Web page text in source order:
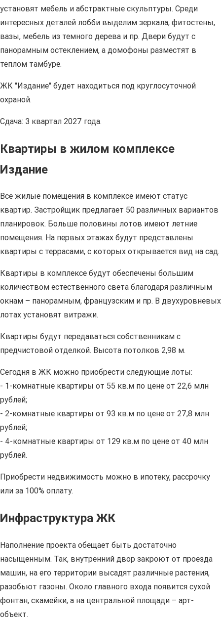
установят мебель и абстрактные скульптуры. Среди
интересных деталей лобби выделим зеркала, фитостены,
вазы, мебель из темного дерева и пр. Двери будут с
панорамным остеклением, а домофоны разместят в
теплом тамбуре.
ЖК "Издание" будет находиться под круглосуточной
охраной.
Сдача: 3 квартал 2027 года.
Квартиры в жилом комплексе
Издание
Все жилые помещения в комплексе имеют статус
квартир. Застройщик предлагает 50 различных вариантов
планировок. Больше половины лотов имеют летние
помещения. На первых этажах будут представлены
квартиры с террасами, с которых открывается вид на сад.
Квартиры в комплексе будут обеспечены большим
количеством естественного света благодаря различным
окнам – панорамным, французским и пр. В двухуровневых
лотах установят витражи.
Квартиры будут передаваться собственникам с
предчистовой отделкой. Высота потолков 2,98 м.
Сегодня в ЖК можно приобрести следующие лоты:
- 1-комнатные квартиры от 55 кв.м по цене от 22,6 млн
рублей;
- 2-комнатные квартиры от 93 кв.м по цене от 27,8 млн
рублей;
- 4-комнатные квартиры от 129 кв.м по цене от 40 млн
рублей.
Приобрести недвижимость можно в ипотеку, рассрочку
или за 100% оплату.
Инфраструктура ЖК
Наполнение проекта обещает быть достаточно
насыщенным. Так, внутренний двор закроют от проезда
машин, на его территории высадят различные растения,
разобьют газоны. Около главного входа появится сухой
фонтан, скамейки, а на центральной площади – арт-
объект.